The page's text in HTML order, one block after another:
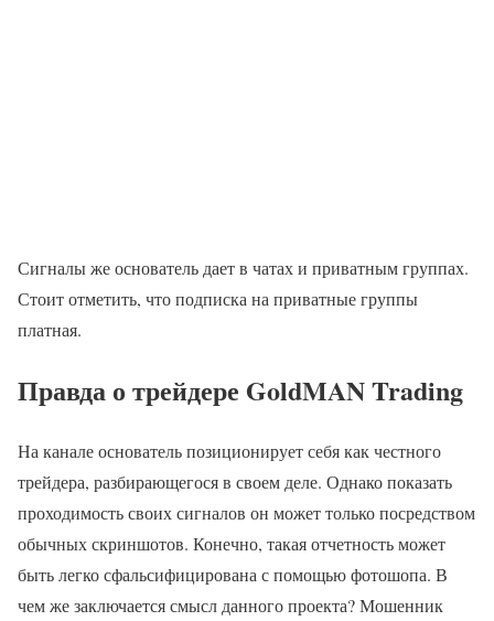
Сигналы же основатель дает в чатах и приватным группах.
Стоит отметить, что подписка на приватные группы
платная.
Правда о трейдере GoldMAN Trading
На канале основатель позиционирует себя как честного
трейдера, разбирающегося в своем деле. Однако показать
проходимость своих сигналов он может только посредством
обычных скриншотов. Конечно, такая отчетность может
быть легко сфальсифицирована с помощью фотошопа. В
чем же заключается смысл данного проекта? Мошенник